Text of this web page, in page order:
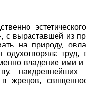
выраставшей из
на природу,
владение ими и
наидревнейших
в жрецов,